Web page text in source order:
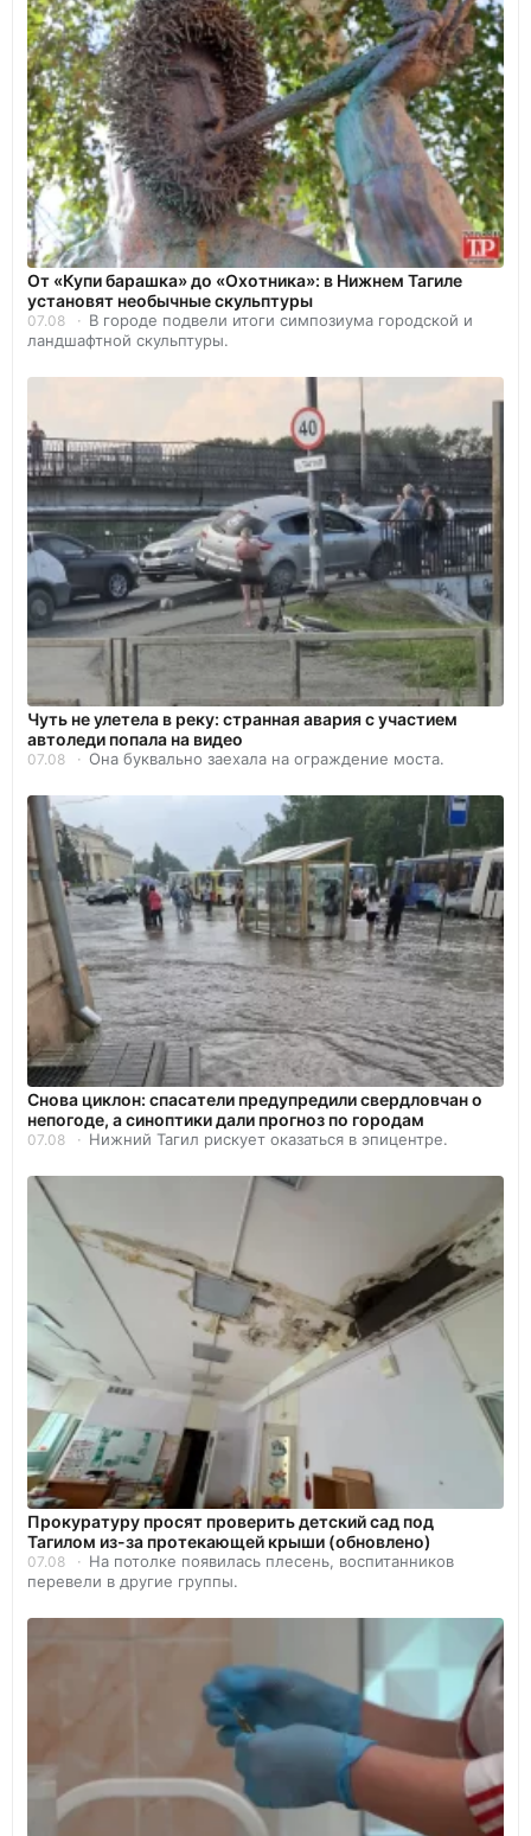
От «Купи барашка» до «Охотника»: в Нижнем Тагиле
установят необычные скульптуры
07.08
В городе подвели итоги симпозиума городской и
ландшафтной скульптуры.
Чуть не улетела в реку: странная авария с участием
автоледи попала на видео
07.08 Она буквально заехала на ограждение моста.
Снова циклон: спасатели предупредили свердловчан о
непогоде, а синоптики дали прогноз по городам
07.08 Нижний Тагил рискует оказаться в эпицентре.
Прокуратуру просят проверить детский сад под
Тагилом из-за протекающей крыши (обновлено)
07.08
На потолке появилась плесень, воспитанников
перевели в другие группы.